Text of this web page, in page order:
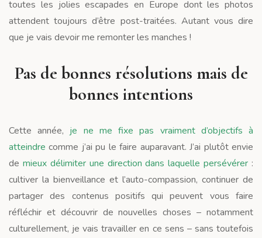
toutes les jolies escapades en Europe dont les photos
attendent toujours d’être post-traitées. Autant vous dire
que je vais devoir me remonter les manches !
Pas de bonnes résolutions mais de
bonnes intentions
Cette année, je ne me fixe pas vraiment d’objectifs à
atteindre comme j’ai pu le faire auparavant. J’ai plutôt envie
de mieux délimiter une direction dans laquelle persévérer :
cultiver la bienveillance et l’auto-compassion, continuer de
partager des contenus positifs qui peuvent vous faire
réfléchir et découvrir de nouvelles choses – notamment
culturellement, je vais travailler en ce sens – sans toutefois